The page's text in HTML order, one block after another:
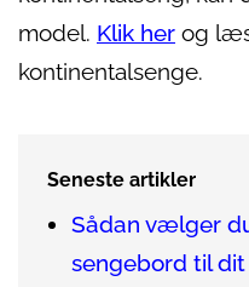
model. Klik her og
kontinentalsenge.
Seneste artikler
Sådan vælger
sengebord til